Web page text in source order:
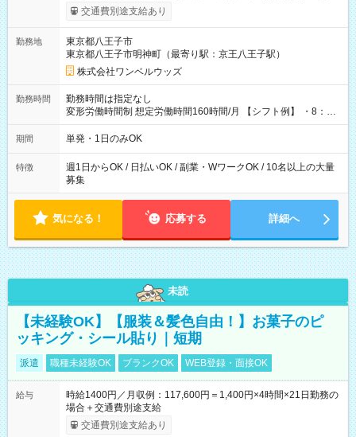
いOK！（規定あり） ┗働いたその日に現金GET♪ お仕事後はコ
ンビニATMから 日払い分を引き落とせます！ 【試用期間】試
交通費別途支給あり
勤務地
東京都八王子市
東京都八王子市明神町（最寄り駅：京王八王子駅）
株式会社ワンベルウッズ
勤務時間
勤務時間は指定なし
変形労働時間制 想定労働時間160時間/月 【シフト例】 ・8：00
～21：00
期間 単発・1日のみOK
特徴
週1日からOK / 日払いOK / 副業・WワークOK / 10名以上の大量
募集
気になる！ 応募する 詳細へ
未読
【未経験OK】【服装＆髪色自由！】お菓子のピ
ッキング・シール貼り｜短期
派遣 職種未経験OK ブランクOK WEB登録・面接OK
給与
時給1400円／月収例：117,600円＝1,400円×4時間×21日勤務の
場合＋交通費別途支給
交通費別途支給あり